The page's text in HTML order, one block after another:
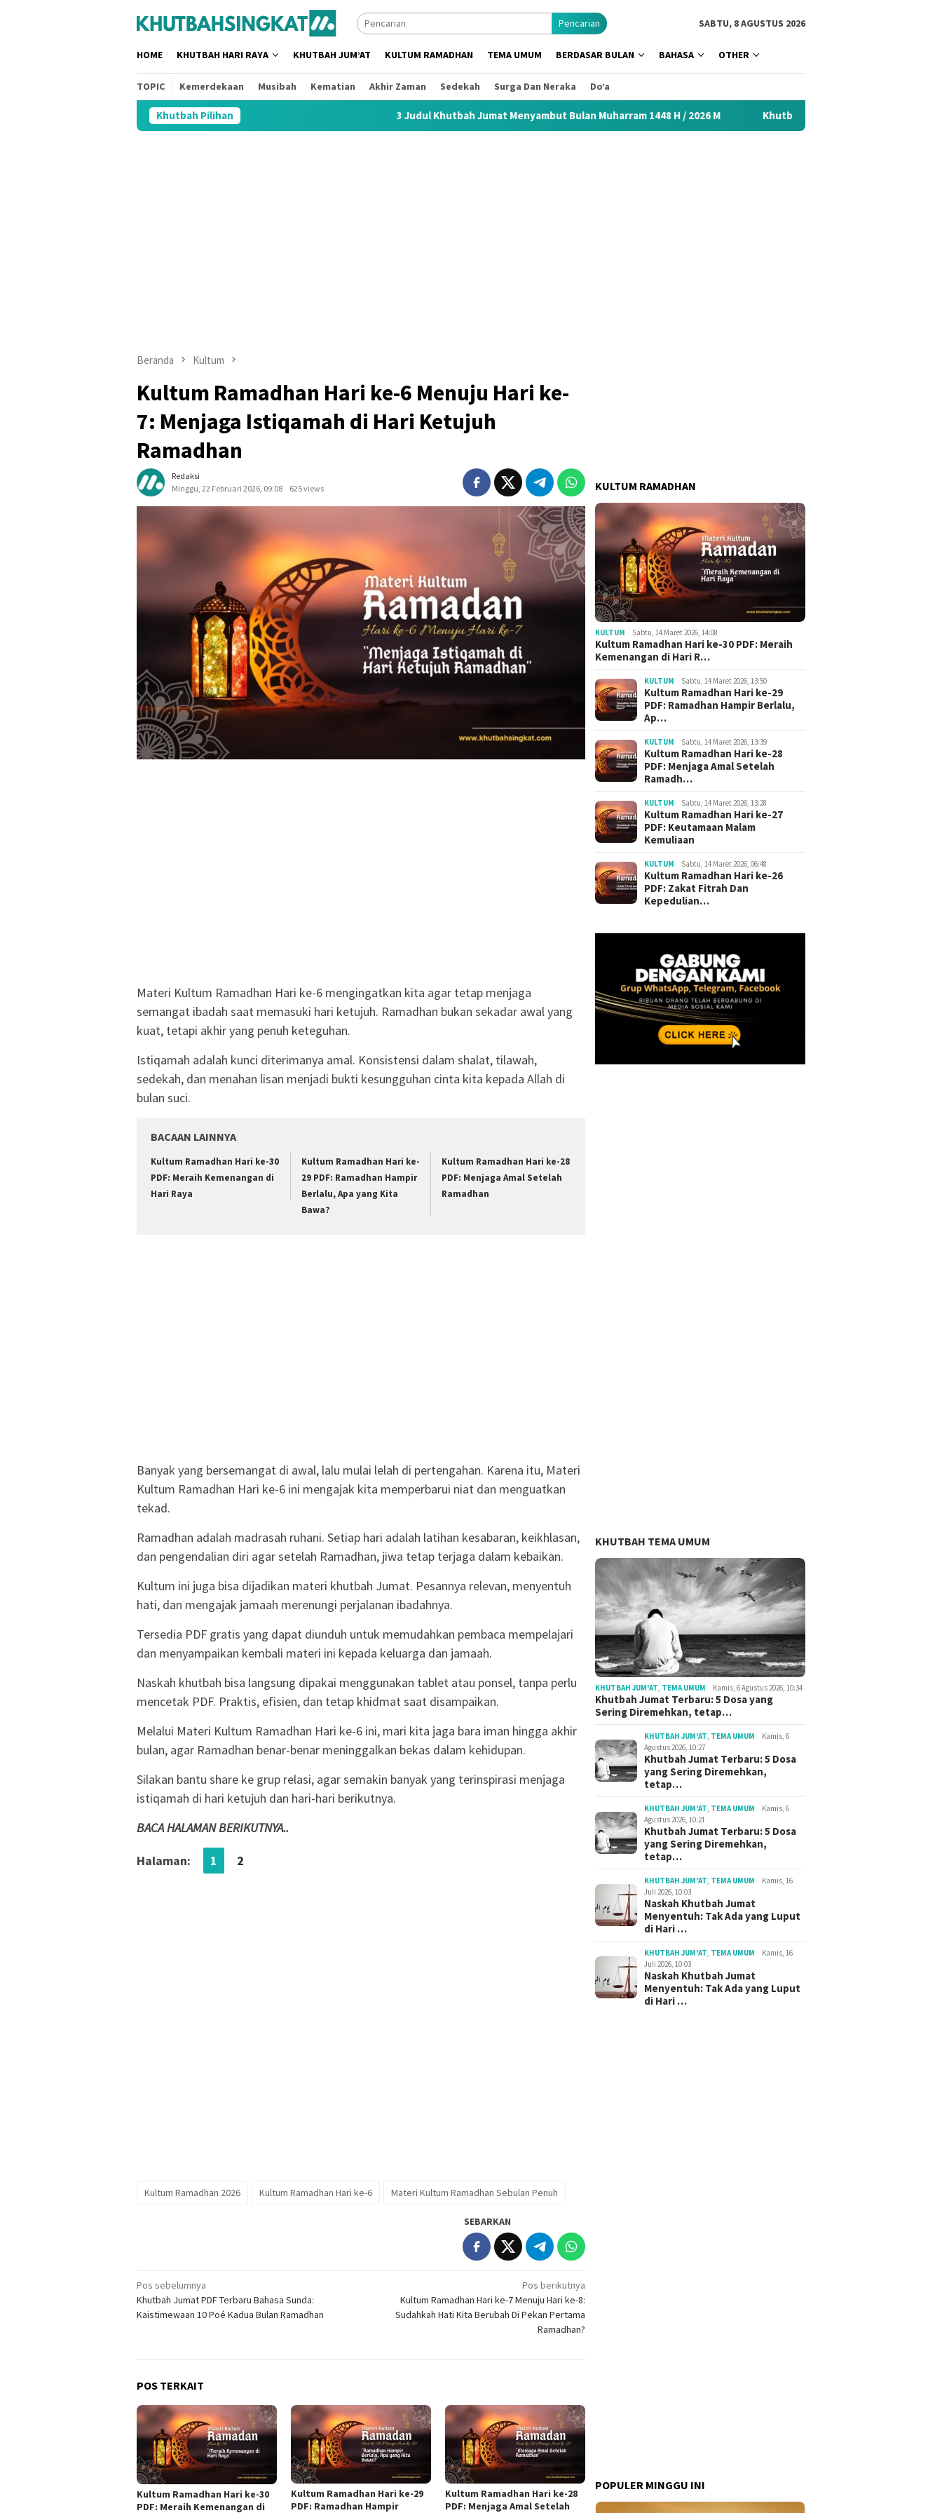
Pencarian SABTU, 8 AGUSTUS 2026
HOME KHUTBAH HARI RAYA KHUTBAH JUM’AT KULTUM RAMADHAN TEMA UMUM BERDASAR BULAN BAHASA OTHER
TOPIC Kemerdekaan Musibah Kematian Akhir Zaman Sedekah Surga Dan Neraka Do’a
Khutbah Pilihan 3 Judul Khutbah Jumat Menyambut Bulan Muharram 1448 H / 2026 M Khutbah Idul Fitri 2026 Menyentuh Hati: Kumpulan
Beranda Kultum
Kultum Ramadhan Hari ke-6 Menuju Hari ke-
7: Menjaga Istiqamah di Hari Ketujuh
Ramadhan
Redaksi
Minggu, 22 Februari 2026, 09:08
625 views
Materi Kultum Ramadhan Hari ke-6 mengingatkan kita agar tetap menjaga
semangat ibadah saat memasuki hari ketujuh. Ramadhan bukan sekadar awal yang
kuat, tetapi akhir yang penuh keteguhan.
Istiqamah adalah kunci diterimanya amal. Konsistensi dalam shalat, tilawah,
sedekah, dan menahan lisan menjadi bukti kesungguhan cinta kita kepada Allah di
bulan suci.
BACAAN LAINNYA
Kultum Ramadhan Hari ke-30
PDF: Meraih Kemenangan di
Hari Raya
Kultum Ramadhan Hari ke-
29 PDF: Ramadhan Hampir
Berlalu, Apa yang Kita
Bawa?
Kultum Ramadhan Hari ke-28
PDF: Menjaga Amal Setelah
Ramadhan
Banyak yang bersemangat di awal, lalu mulai lelah di pertengahan. Karena itu, Materi
Kultum Ramadhan Hari ke-6 ini mengajak kita memperbarui niat dan menguatkan
tekad.
Ramadhan adalah madrasah ruhani. Setiap hari adalah latihan kesabaran, keikhlasan,
dan pengendalian diri agar setelah Ramadhan, jiwa tetap terjaga dalam kebaikan.
Kultum ini juga bisa dijadikan materi khutbah Jumat. Pesannya relevan, menyentuh
hati, dan mengajak jamaah merenungi perjalanan ibadahnya.
Tersedia PDF gratis yang dapat diunduh untuk memudahkan pembaca mempelajari
dan menyampaikan kembali materi ini kepada keluarga dan jamaah.
Naskah khutbah bisa langsung dipakai menggunakan tablet atau ponsel, tanpa perlu
mencetak PDF. Praktis, efisien, dan tetap khidmat saat disampaikan.
Melalui Materi Kultum Ramadhan Hari ke-6 ini, mari kita jaga bara iman hingga akhir
bulan, agar Ramadhan benar-benar meninggalkan bekas dalam kehidupan.
Silakan bantu share ke grup relasi, agar semakin banyak yang terinspirasi menjaga
istiqamah di hari ketujuh dan hari-hari berikutnya.
BACA HALAMAN BERIKUTNYA..
Halaman: 1 2
Kultum Ramadhan 2026 Kultum Ramadhan Hari ke-6 Materi Kultum Ramadhan Sebulan Penuh
SEBARKAN
Navigasi
pos
Pos sebelumnya
Khutbah Jumat PDF Terbaru Bahasa Sunda:
Kaistimewaan 10 Poé Kadua Bulan Ramadhan
Pos berikutnya
Kultum Ramadhan Hari ke-7 Menuju Hari ke-8:
Sudahkah Hati Kita Berubah Di Pekan Pertama
Ramadhan?
POS TERKAIT
Kultum Ramadhan Hari ke-30
PDF: Meraih Kemenangan di
Kultum Ramadhan Hari ke-29
PDF: Ramadhan Hampir
Kultum Ramadhan Hari ke-28
PDF: Menjaga Amal Setelah
KULTUM RAMADHAN
KULTUM Sabtu, 14 Maret 2026, 14:08
Kultum Ramadhan Hari ke-30 PDF: Meraih
Kemenangan di Hari R…
KULTUM Sabtu, 14 Maret 2026, 13:50
Kultum Ramadhan Hari ke-29
PDF: Ramadhan Hampir Berlalu,
Ap…
KULTUM Sabtu, 14 Maret 2026, 13:39
Kultum Ramadhan Hari ke-28
PDF: Menjaga Amal Setelah
Ramadh…
KULTUM Sabtu, 14 Maret 2026, 13:28
Kultum Ramadhan Hari ke-27
PDF: Keutamaan Malam
Kemuliaan
KULTUM Sabtu, 14 Maret 2026, 06:48
Kultum Ramadhan Hari ke-26
PDF: Zakat Fitrah Dan
Kepedulian…
KHUTBAH TEMA UMUM
KHUTBAH JUM'AT, TEMA UMUM Kamis, 6 Agustus 2026, 10:34
Khutbah Jumat Terbaru: 5 Dosa yang
Sering Diremehkan, tetap…
KHUTBAH JUM'AT, TEMA UMUM
Kamis, 6
Agustus 2026, 10:27
Khutbah Jumat Terbaru: 5 Dosa
yang Sering Diremehkan,
tetap…
KHUTBAH JUM'AT, TEMA UMUM
Kamis, 6
Agustus 2026, 10:21
Khutbah Jumat Terbaru: 5 Dosa
yang Sering Diremehkan,
tetap…
KHUTBAH JUM'AT, TEMA UMUM
Kamis, 16
Juli 2026, 10:03
Naskah Khutbah Jumat
Menyentuh: Tak Ada yang Luput
di Hari …
KHUTBAH JUM'AT, TEMA UMUM
Kamis, 16
Juli 2026, 10:03
Naskah Khutbah Jumat
Menyentuh: Tak Ada yang Luput
di Hari …
POPULER MINGGU INI